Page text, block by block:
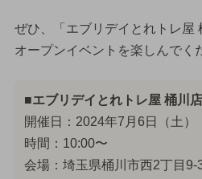
ぜひ、「エブリデイとれトレ屋
オープンイベントを楽しんでく
■エブリデイとれトレ屋 桶川
開催日：2024年7月6日（土）
時間：10:00〜
会場：埼玉県桶川市西2丁目9-